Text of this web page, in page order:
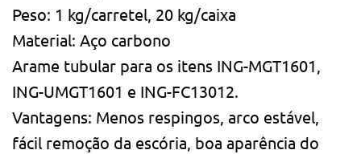
Peso: 1 kg/carretel, 20 kg/caixa
Material: Aço carbono
Arame tubular para os itens ING-MGT1601,
ING-UMGT1601 e ING-FC13012.
Vantagens: Menos respingos, arco estável,
fácil remoção da escória, boa aparência do